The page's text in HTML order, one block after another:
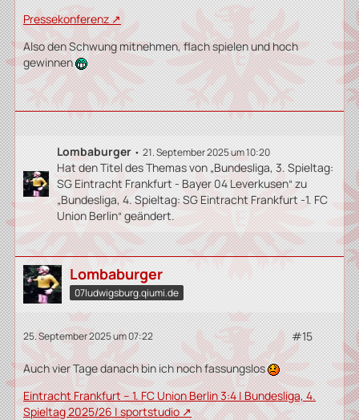
Pressekonferenz
Also den Schwung mitnehmen, flach spielen und hoch
gewinnen
Lombaburger 21. September 2025 um 10:20
Hat den Titel des Themas von „Bundesliga, 3. Spieltag:
SG Eintracht Frankfurt - Bayer 04 Leverkusen“ zu
„Bundesliga, 4. Spieltag: SG Eintracht Frankfurt -1. FC
Union Berlin“ geändert.
Lombaburger
07ludwigsburg.qiumi.de
25. September 2025 um 07:22 #15
Auch vier Tage danach bin ich noch fassungslos
Eintracht Frankfurt – 1. FC Union Berlin 3:4 | Bundesliga, 4.
Spieltag 2025/26 | sportstudio